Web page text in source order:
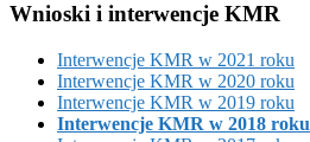
Wnioski i interwencje KMR
Interwencje KMR w 2021 roku
Interwencje KMR w 2020 roku
Interwencje KMR w 2019 roku
Interwencje KMR w 2018 roku